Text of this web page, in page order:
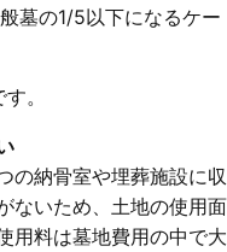
墓の1/5以下になるケー
。
の納骨室や埋葬施設に収
ないため、土地の使用面
用料は墓地費用の中で大